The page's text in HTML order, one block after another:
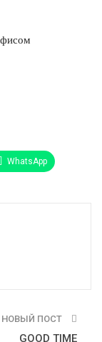
WhatsApp
НОВЫЙ ПОСТ
GOOD TIME